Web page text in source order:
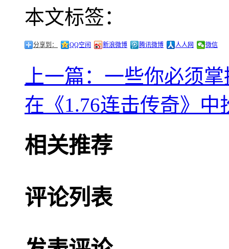
本文标签：
分享到： QQ空间 新浪微博 腾讯微博 人人网 微信
上一篇：一些你必须
在《1.76连击传奇》
相关推荐
评论列表